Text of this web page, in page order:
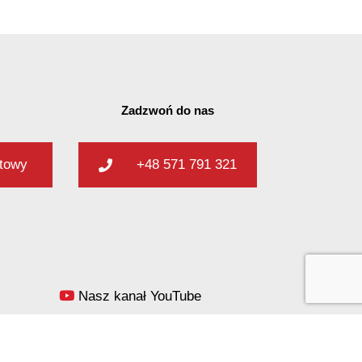
Zadzwoń do nas
+48 571 791 321
Nasz kanał YouTube